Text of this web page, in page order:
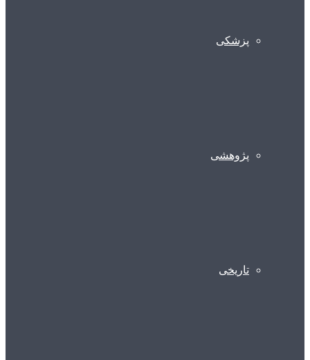
پزشکی
پژوهشی
تاریخی